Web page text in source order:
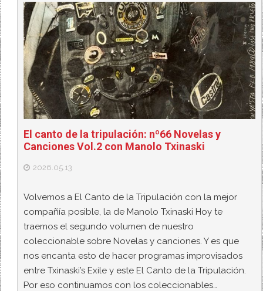
El canto de la tripulación: nº66 Novelas y
Canciones Vol.2 con Manolo Txinaski
2026.05.13
Volvemos a El Canto de la Tripulación con la mejor
compañía posible, la de Manolo Txinaski Hoy te
traemos el segundo volumen de nuestro
coleccionable sobre Novelas y canciones. Y es que
nos encanta esto de hacer programas improvisados
entre Txinaski’s Exile y este El Canto de la Tripulación.
Por eso continuamos con los coleccionables…